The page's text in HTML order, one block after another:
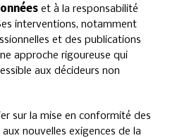
et à la responsabilité
interventions, notamment
et des publications
approche rigoureuse qui
aux décideurs non
sur la mise en conformité des
nouvelles exigences de la